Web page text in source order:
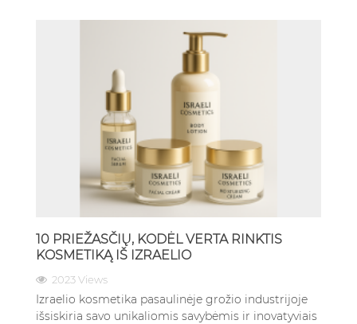
10 PRIEŽASČIŲ, KODĖL VERTA RINKTIS
KOSMETIKĄ IŠ IZRAELIO
2023 Views
Izraelio kosmetika pasaulinėje grožio industrijoje
išsiskiria savo unikaliomis savybėmis ir inovatyviais